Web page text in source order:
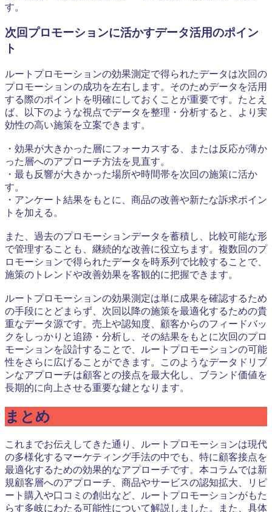
す。
次回プロモーションに活かすデータ活用のポイン
ト
ルートプロモーションの効果測定で得られたデータは次回の
プロモーションの成功を左右します。そのためデータを活用
する際のポイントを明確にしておくことが重要です。たとえ
ば、以下のような視点でデータを整理・分析すると、より実
効性の高い施策を立案できます。
・効果が大きかった層にフォーカスする、または反応が薄か
った層へのアプローチ方法を見直す。
・最も反響が大きかった場所や時間帯を次回の施策に活か
す。
・アンケート結果をもとに、商品の改善や新たな訴求ポイン
トを加える。
また、過去のプロモーションデータを蓄積し、比較可能な形
で管理することも、継続的な改善に役立ちます。複数回のプ
ロモーションで得られたデータを時系列で比較することで、
施策のトレンドや改善効果を客観的に把握できます。
ルートプロモーションの効果測定は単に成果を確認するため
の手段にとどまらず、次回以降の施策を最適化するための貴
重なデータ源です。売上や認知度、顧客からのフィードバッ
クをしっかりと追跡・分析し、その結果をもとに次回のプロ
モーションを設計することで、ルートプロモーションの可能
性をさらに広げることができます。このようなデータドリブ
ンなアプローチは顧客との接点を最大化し、ブランド価値を
長期的に向上させる重要な鍵となります。
まとめ
これまでお伝えしてきた通り、ルートプロモーションは現代
の多様化するマーケティング手法の中でも、特に顧客接点を
最適化するための効果的なアプローチです。本コラムでは新
規顧客層へのアプローチ、商品やサービスの認知拡大、リピ
ート購入や口コミの創出など、ルートプロモーションがもた
らす多岐にわたる可能性について解説しました。また、具体